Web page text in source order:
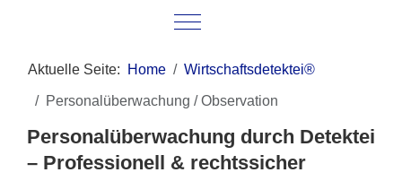
Mobile Menu Toggle
Aktuelle Seite: Home Wirtschaftsdetektei®
Personalüberwachung / Observation
Personalüberwachung durch Detektei
– Professionell & rechtssicher